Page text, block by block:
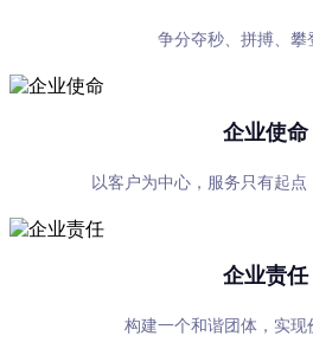
争分夺秒、拼搏、攀
企业使命
以客户为中心，服务只有起点
企业责任
构建一个和谐团体，实现